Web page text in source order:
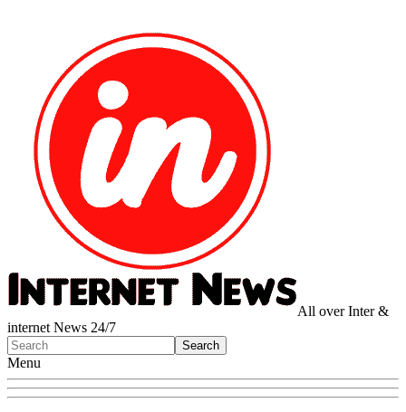
All over Inter &
internet News 24/7
Menu